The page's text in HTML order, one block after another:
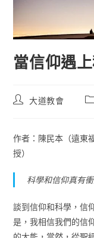
當信仰遇
Post大道教會
作者：陳民本（遠東
授）
科學和信仰真有
談到信仰和科學，信
是，我相信我們的信